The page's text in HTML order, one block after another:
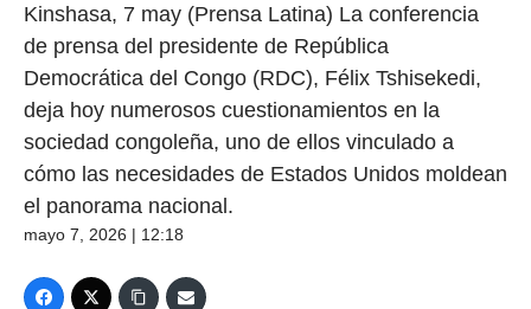
Kinshasa, 7 may (Prensa Latina) La conferencia
de prensa del presidente de República
Democrática del Congo (RDC), Félix Tshisekedi,
deja hoy numerosos cuestionamientos en la
sociedad congoleña, uno de ellos vinculado a
cómo las necesidades de Estados Unidos moldean
el panorama nacional.
mayo 7, 2026 | 12:18